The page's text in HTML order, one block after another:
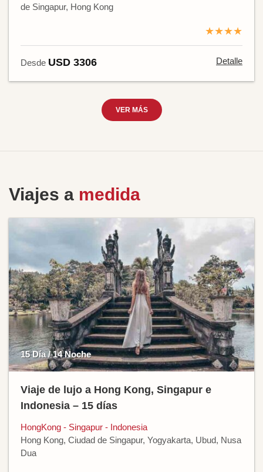
de Singapur, Hong Kong
★★★★
Desde USD 3306 Detalle
VER MÁS
Viajes a medida
15 Día / 14 Noche
Viaje de lujo a Hong Kong, Singapur e
Indonesia – 15 días
HongKong - Singapur - Indonesia
Hong Kong, Ciudad de Singapur, Yogyakarta, Ubud, Nusa
Dua